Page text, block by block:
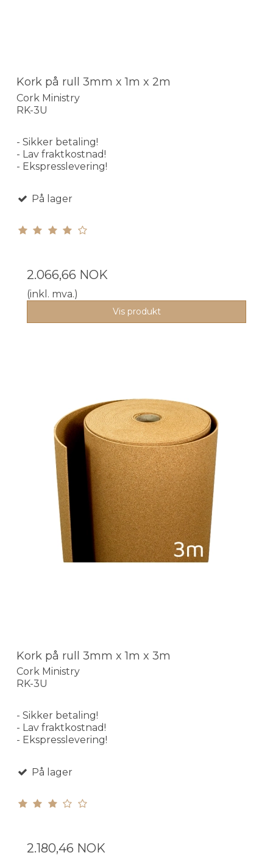
Kork på rull 3mm x 1m x 2m
Cork Ministry
RK-3U
- Sikker betaling!
- Lav fraktkostnad!
- Ekspresslevering!
På lager
2.066,66 NOK
(inkl. mva.)
Vis produkt
Kork på rull 3mm x 1m x 3m
Cork Ministry
RK-3U
- Sikker betaling!
- Lav fraktkostnad!
- Ekspresslevering!
På lager
2.180,46 NOK